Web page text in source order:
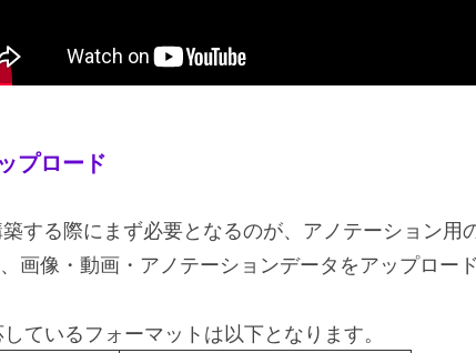
プロード
する際にまず必要となるのが、アノテーション用
画像・動画・アノテーションデータをアップロー
ているフォーマットは以下となります。